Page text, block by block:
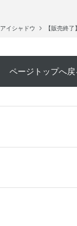
アイシャドウ 【販売終
ページトップへ戻